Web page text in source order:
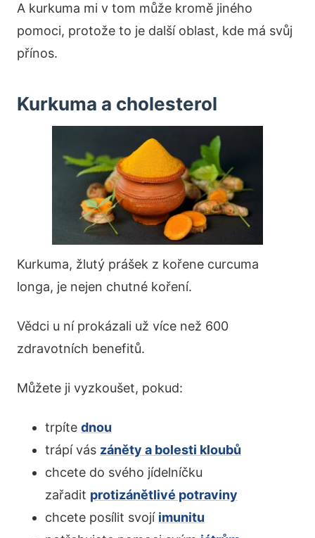
A kurkuma mi v tom může kromě jiného
pomoci, protože to je další oblast, kde má svůj
přínos.
Kurkuma a cholesterol
Kurkuma, žlutý prášek z kořene curcuma
longa, je nejen chutné koření.
Vědci u ní prokázali už více než 600
zdravotních benefitů.
Můžete ji vyzkoušet, pokud:
trpíte dnou
trápí vás záněty a bolesti kloubů
chcete do svého jídelníčku
zařadit protizánětlivé potraviny
chcete posílit svojí imunitu